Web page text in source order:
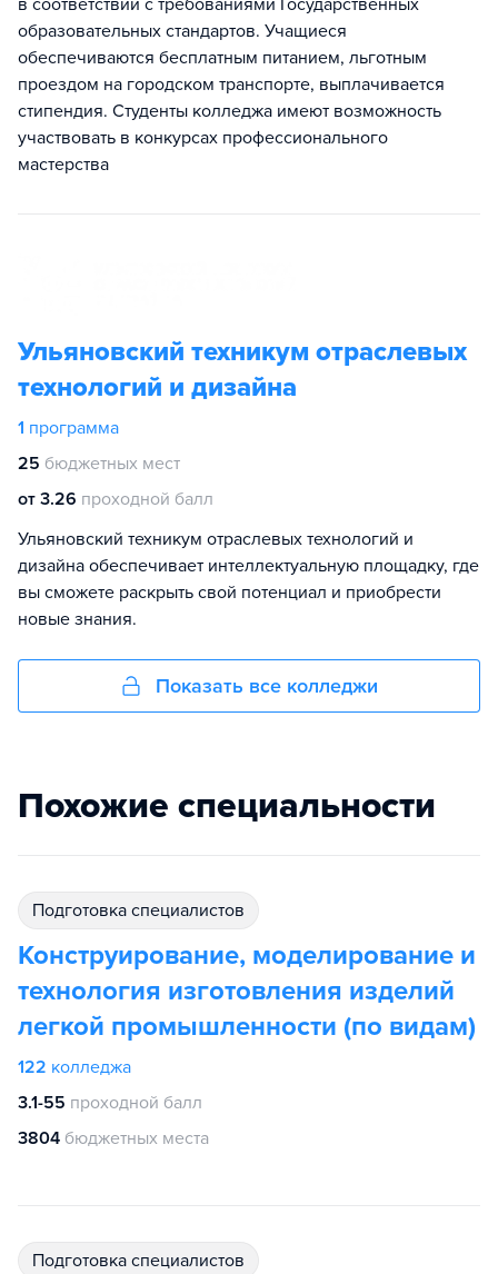
в соответствии с требованиями Государственных
образовательных стандартов. Учащиеся
обеспечиваются бесплатным питанием, льготным
проездом на городском транспорте, выплачивается
стипендия. Студенты колледжа имеют возможность
участвовать в конкурсах профессионального
мастерства
Ульяновский техникум отраслевых
технологий и дизайна
1 программа
25 бюджетных мест
от 3.26 проходной балл
Ульяновский техникум отраслевых технологий и
дизайна обеспечивает интеллектуальную площадку, где
вы сможете раскрыть свой потенциал и приобрести
новые знания.
Показать все колледжи
Похожие специальности
подготовка специалистов
Конструирование, моделирование и
технология изготовления изделий
легкой промышленности (по видам)
122 колледжа
3.1-55 проходной балл
3804 бюджетных места
подготовка специалистов